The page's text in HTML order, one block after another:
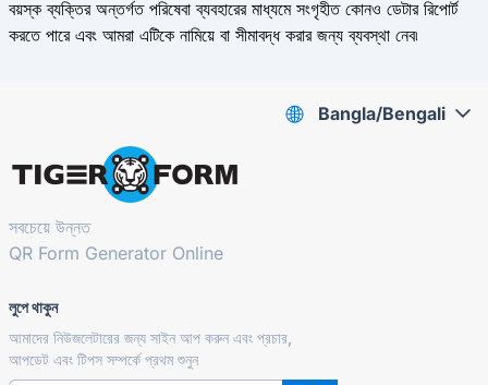
বয়স্ক ব্যক্তির অন্তর্গত পরিষেবা ব্যবহারের মাধ্যমে সংগৃহীত কোনও ডেটার রিপোর্ট
করতে পারে এবং আমরা এটিকে নামিয়ে বা সীমাবদ্ধ করার জন্য ব্যবস্থা নেব৷
সবচেয়ে উন্নত
QR Form Generator Online
লুপে থাকুন
আমাদের নিউজলেটারের জন্য সাইন আপ করুন এবং প্রচার,
আপডেট এবং টিপস সম্পর্কে প্রথম শুনুন
Bangla/Bengali